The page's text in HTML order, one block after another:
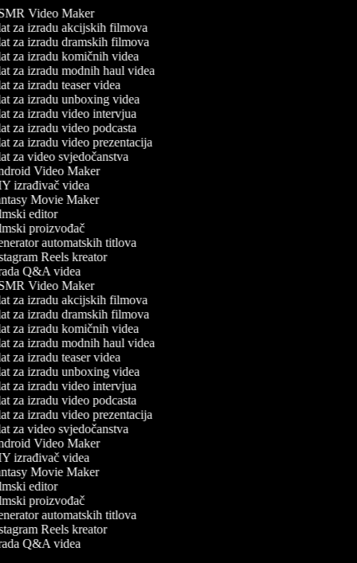
Video Maker
za izradu akcijskih filmova
za izradu dramskih filmova
za izradu komičnih videa
za izradu modnih haul videa
za izradu teaser videa
za izradu unboxing videa
za izradu video intervjua
za izradu video podcasta
za izradu video prezentacija
za video svjedočanstva
Video Maker
izrađivač videa
Movie Maker
editor
proizvođač
automatskih titlova
Reels kreator
Q&A videa
Video Maker
za izradu akcijskih filmova
za izradu dramskih filmova
za izradu komičnih videa
za izradu modnih haul videa
za izradu teaser videa
za izradu unboxing videa
za izradu video intervjua
za izradu video podcasta
za izradu video prezentacija
za video svjedočanstva
Video Maker
izrađivač videa
Movie Maker
editor
proizvođač
automatskih titlova
Reels kreator
Q&A videa